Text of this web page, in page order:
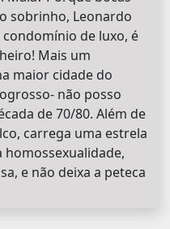
sobrinho, Leonardo
de luxo, é
Mais um
maior cidade do
não posso
de 70/80. Além de
carrega uma estrela
homossexualidade,
e não deixa a peteca